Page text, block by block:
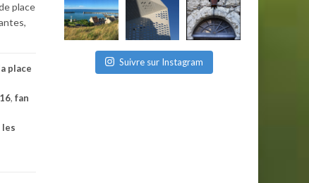
place
place
, fan
les
Suivre sur Instagram